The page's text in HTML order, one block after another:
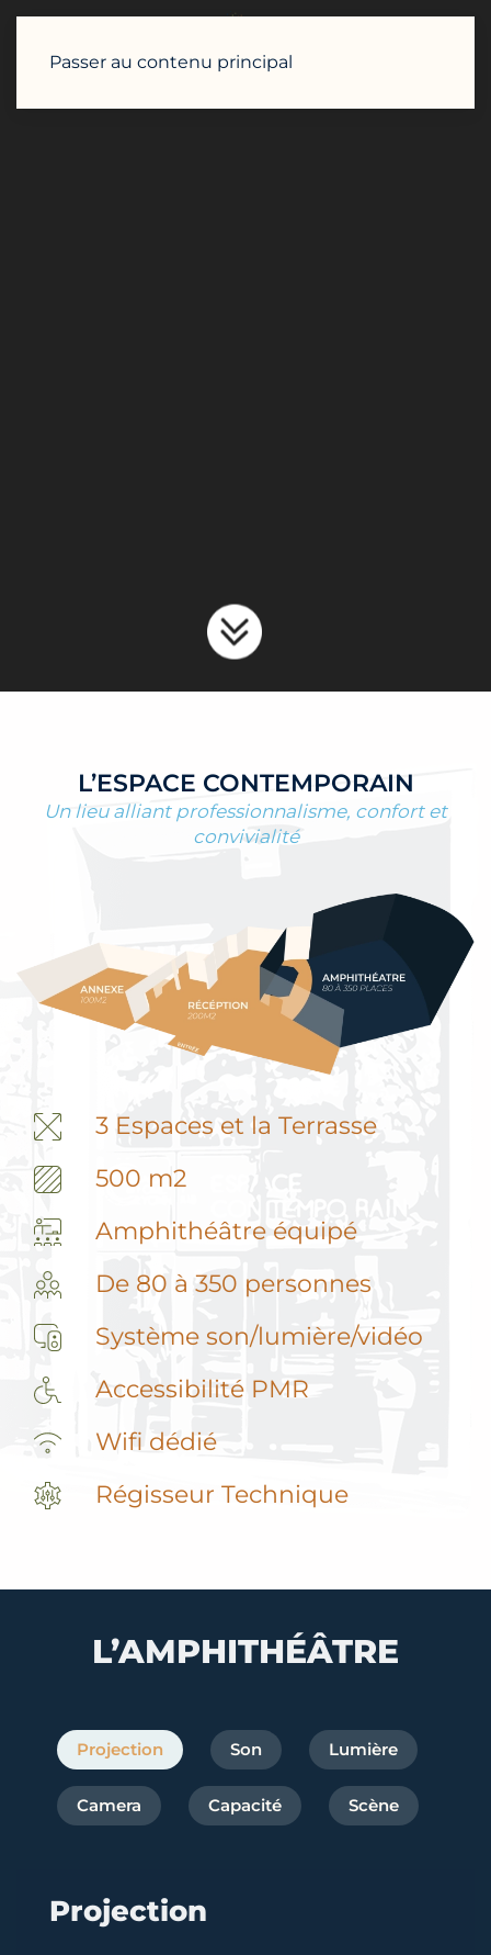
Passer au contenu principal
L’ESPACE CONTEMPORAIN
Un lieu alliant professionnalisme, confort et
convivialité
3 Espaces et la Terrasse
500 m2
Amphithéâtre équipé
De 80 à 350 personnes
Système son/lumière/vidéo
Accessibilité PMR
Wifi dédié
Régisseur Technique
L’AMPHITHÉÂTRE
Projection Son Lumière
Camera Capacité Scène
Projection